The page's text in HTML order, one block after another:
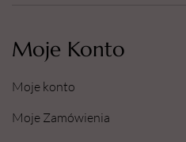
Moje Konto
Moje konto
Moje Zamówienia